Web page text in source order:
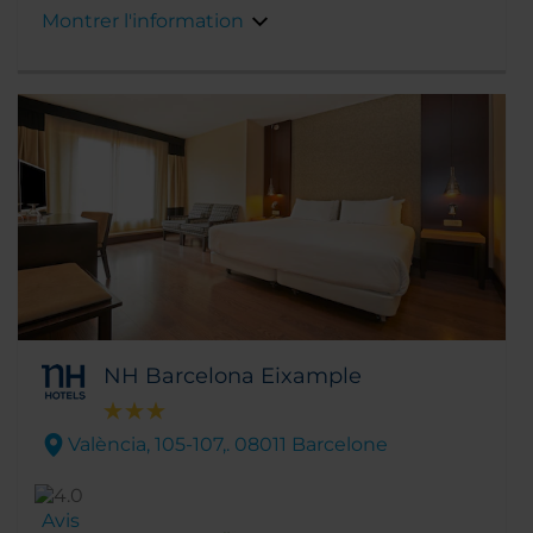
ville se trouvent à 10 minutes à pied, tout
Montrer l'information
NH Barcelona Eixample
València, 105-107,. 08011 Barcelone
Avis